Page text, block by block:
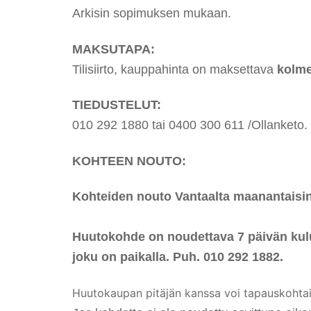
Arkisin sopimuksen mukaan.
MAKSUTAPA:
Tilisiirto, kauppahinta on maksettava
TIEDUSTELUT:
010 292 1880 tai 0400 300 611 /Ollanketo.
KOHTEEN NOUTO:
Kohteiden nouto Vantaalta
Huutokohde on noudettava 7 päivän
joku on paikalla. Puh. 010 292 1882.
Huutokaupan pitäjän kanssa voi